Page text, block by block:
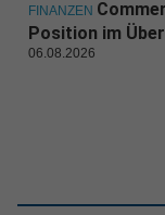
FINANZEN
Position im
06.08.2026